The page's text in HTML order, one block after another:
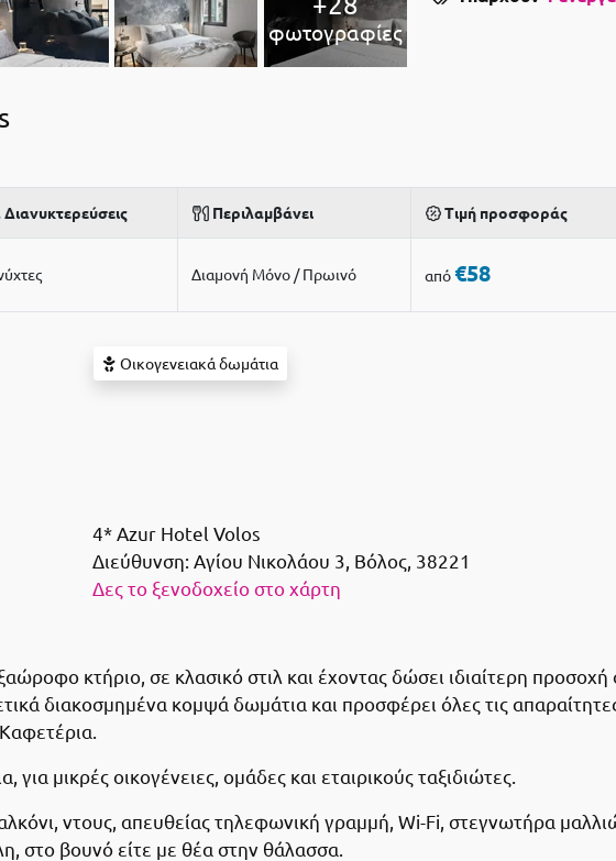
φωτογραφίες
Διανυκτερεύσεις Περιλαμβάνει Τιμή προσφοράς
Διαμονή Μόνο / Πρωινό από €58
Οικογενειακά δωμάτια
4* Azur Hotel Volos
Διεύθυνση: Αγίου Νικολάου 3, Βόλος, 38221
Δες το ξενοδοχείο στο χάρτη
κτήριο, σε κλασικό στιλ και έχοντας δώσει ιδιαίτερη προσοχή
διακοσμημένα κομψά δωμάτια και προσφέρει όλες τις
μικρές οικογένειες, ομάδες και εταιρικούς ταξιδιώτες.
ντους, απευθείας τηλεφωνική γραμμή, Wi-Fi, στεγνωτήρα
στο βουνό είτε με θέα στην θάλασσα.